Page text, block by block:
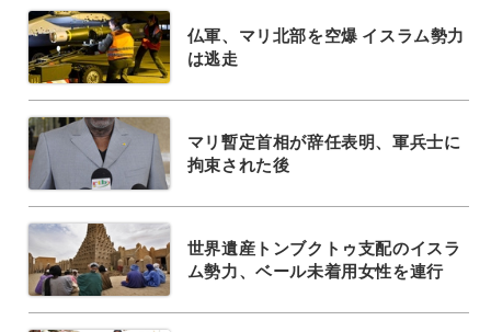
仏軍、マリ北部を空爆 イスラム勢力
は逃走
マリ暫定首相が辞任表明、軍兵士に
拘束された後
世界遺産トンブクトゥ支配のイスラ
ム勢力、ベール未着用女性を連行